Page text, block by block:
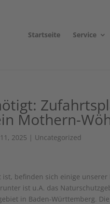
Startseite Service
Mothern-
2025 | Uncategorized
befinden sich einige
ist u.A. das
in Baden-Württemberg.